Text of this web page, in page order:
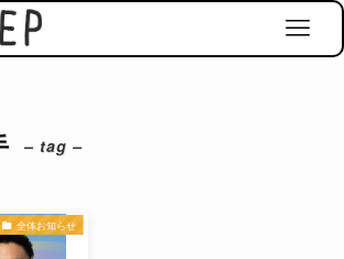
– tag –
全体お知らせ